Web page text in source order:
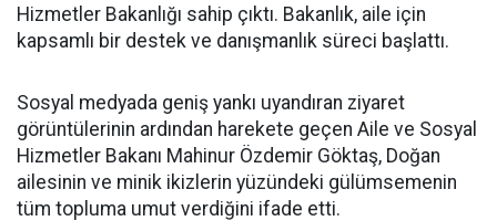
Hizmetler Bakanlığı sahip çıktı. Bakanlık, aile için
kapsamlı bir destek ve danışmanlık süreci başlattı.
Sosyal medyada geniş yankı uyandıran ziyaret
görüntülerinin ardından harekete geçen Aile ve Sosyal
Hizmetler Bakanı Mahinur Özdemir Göktaş, Doğan
ailesinin ve minik ikizlerin yüzündeki gülümsemenin
tüm topluma umut verdiğini ifade etti.